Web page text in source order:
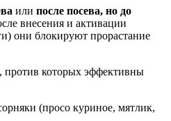
или после посева, но до
внесения и активации
они блокируют прорастание
которых эффективны
(просо куриное, мятлик,